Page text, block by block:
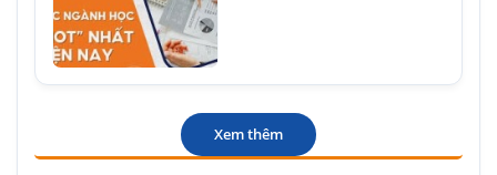
Xem thêm